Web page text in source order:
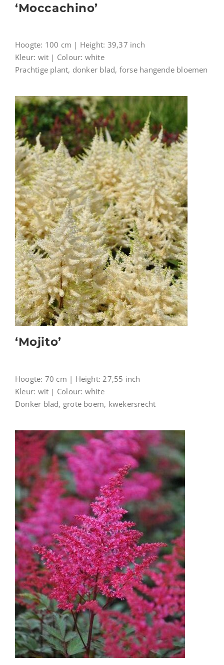
‘Moccachino’
Hoogte: 100 cm | Height: 39,37 inch
Kleur: wit | Colour: white
Prachtige plant, donker blad, forse hangende bloemen
‘Mojito’
Hoogte: 70 cm | Height: 27,55 inch
Kleur: wit | Colour: white
Donker blad, grote boem, kwekersrecht